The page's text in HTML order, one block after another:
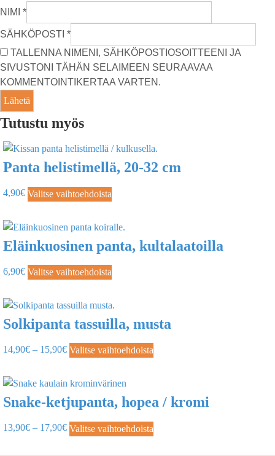
NIMI *
SÄHKÖPOSTI *
TALLENNA NIMENI, SÄHKÖPOSTIOSOITTEENI JA
SIVUSTONI TÄHÄN SELAIMEEN SEURAAVAA
KOMMENTOINTIKERTAA VARTEN.
Tutustu myös
Panta helistimellä, 20-32 cm
4,90€ Valitse vaihtoehdoista
Eläinkuosinen panta, kultalaatoilla
6,90€ Valitse vaihtoehdoista
Solkipanta tassuilla, musta
14,90€ – 15,90€ Valitse vaihtoehdoista
Snake-ketjupanta, hopea / kromi
13,90€ – 17,90€ Valitse vaihtoehdoista